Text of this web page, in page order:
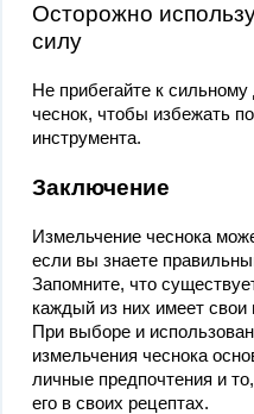
Осторожно
силу
Не прибегайте к
чеснок, чтобы избежать
инструмента.
Заключение
Измельчение чеснока
если вы знаете
Запомните, что
каждый из них имеет свои
При выборе и
измельчения чеснока
личные предпочтения и
его в своих рецептах.